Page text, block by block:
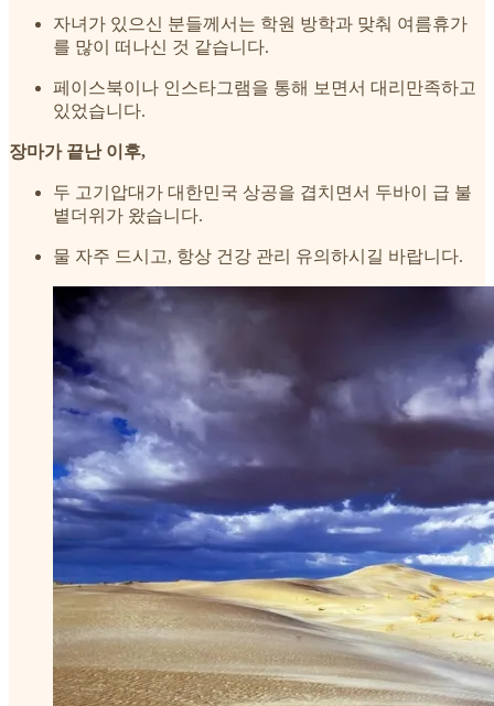
자녀가 있으신 분들께서는 학원 방학과 맞춰 여름휴가
를 많이 떠나신 것 같습니다.
페이스북이나 인스타그램을 통해 보면서 대리만족하고
있었습니다.
장마가 끝난 이후,
두 고기압대가 대한민국 상공을 겹치면서 두바이 급 불
볕더위가 왔습니다.
물 자주 드시고, 항상 건강 관리 유의하시길 바랍니다.